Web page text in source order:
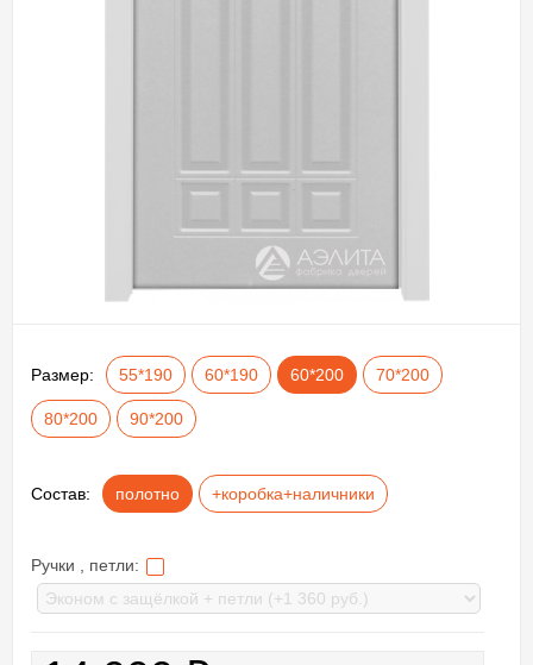
Размер: 55*190 60*190 60*200 70*200
80*200 90*200
Состав: полотно +коробка+наличники
Ручки , петли: